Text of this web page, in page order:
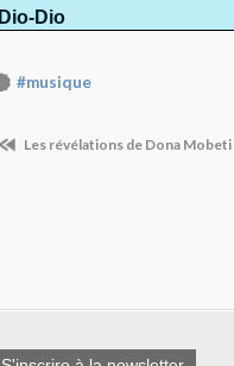
Dio-Dio
#musique
Les révélations de Dona